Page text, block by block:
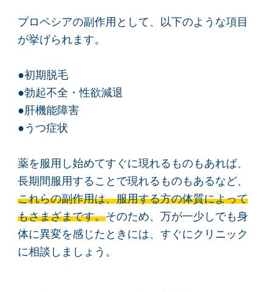
プロペシアの副作用として、以下のような項目
が挙げられます。
●初期脱毛
●勃起不全・性欲減退
●肝機能障害
●うつ症状
薬を服用し始めてすぐに現れるものもあれば、
長期間服用することで現れるものもあるなど、
これらの副作用は、服用する方の体質によって
もさまざまです。そのため、万が一少しでも身
体に異変を感じたときには、すぐにクリニック
に相談しましょう。